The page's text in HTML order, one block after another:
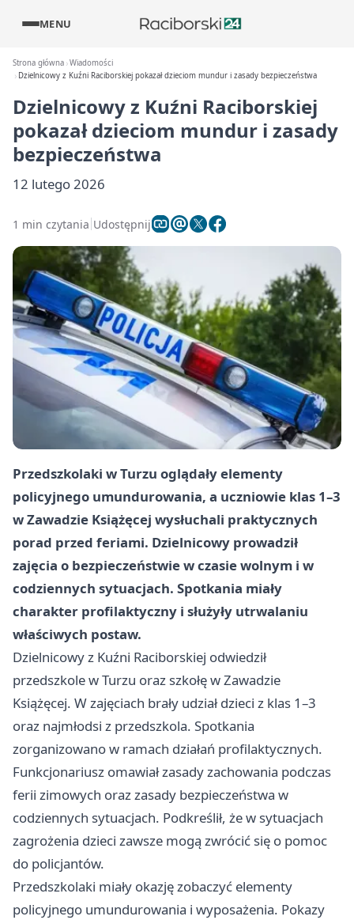
MENU
Strona główna Wiadomości
Dzielnicowy z Kuźni Raciborskiej pokazał dzieciom mundur i zasady bezpieczeństwa
Dzielnicowy z Kuźni Raciborskiej
pokazał dzieciom mundur i zasady
bezpieczeństwa
12 lutego 2026
1 min czytania Udostępnij
Przedszkolaki w Turzu oglądały elementy
policyjnego umundurowania, a uczniowie klas 1–3
w Zawadzie Książęcej wysłuchali praktycznych
porad przed feriami. Dzielnicowy prowadził
zajęcia o bezpieczeństwie w czasie wolnym i w
codziennych sytuacjach. Spotkania miały
charakter profilaktyczny i służyły utrwalaniu
właściwych postaw.
Dzielnicowy z Kuźni Raciborskiej odwiedził
przedszkole w Turzu oraz szkołę w Zawadzie
Książęcej. W zajęciach brały udział dzieci z klas 1–3
oraz najmłodsi z przedszkola. Spotkania
zorganizowano w ramach działań profilaktycznych.
Funkcjonariusz omawiał zasady zachowania podczas
ferii zimowych oraz zasady bezpieczeństwa w
codziennych sytuacjach. Podkreślił, że w sytuacjach
zagrożenia dzieci zawsze mogą zwrócić się o pomoc
do policjantów.
Przedszkolaki miały okazję zobaczyć elementy
policyjnego umundurowania i wyposażenia. Pokazy